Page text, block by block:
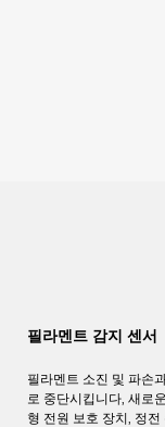
필라멘트 감지 센서
필라멘트 소진 및 파손
로 중단시킵니다, 새로
형 전원 보호 장치, 정전